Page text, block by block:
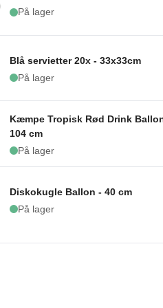
På lager
Blå servietter 20x - 33x33cm
På lager
Kæmpe Tropisk Rød Drink
104 cm
På lager
Diskokugle Ballon - 40 cm
På lager